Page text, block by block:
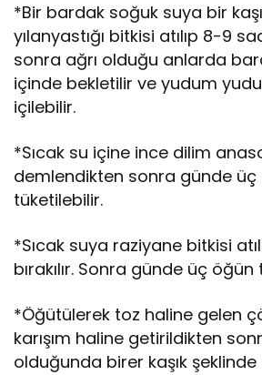
*Bir bardak soğuk suya bir
yılanyastığı bitkisi atılıp 8-9
sonra ağrı olduğu anlarda
içinde bekletilir ve yudum
içilebilir.
*Sıcak su içine ince dilim
demlendikten sonra günde üç
tüketilebilir.
*Sıcak suya raziyane bitkisi
bırakılır. Sonra günde üç
*Öğütülerek toz haline gelen
karışım haline getirildikten
olduğunda birer kaşık şeklinde